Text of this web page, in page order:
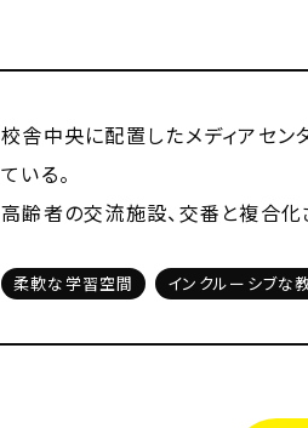
校舎中央に配置したメディアセ
ている。
高齢者の交流施設、交番と複合化
柔軟な学習空間 インクルーシブな